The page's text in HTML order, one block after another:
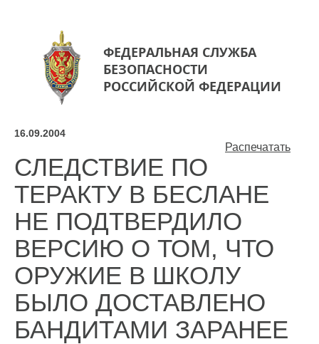
ФЕДЕРАЛЬНАЯ СЛУЖБА
БЕЗОПАСНОСТИ
РОССИЙСКОЙ ФЕДЕРАЦИИ
Распечатать
16.09.2004
СЛЕДСТВИЕ ПО
ТЕРАКТУ В БЕСЛАНЕ
НЕ ПОДТВЕРДИЛО
ВЕРСИЮ О ТОМ, ЧТО
ОРУЖИЕ В ШКОЛУ
БЫЛО ДОСТАВЛЕНО
БАНДИТАМИ ЗАРАНЕЕ